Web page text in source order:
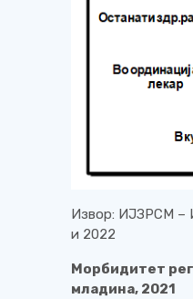
Извор: ИЈЗРСМ –
и 2022
Морбидитет
младина, 2021